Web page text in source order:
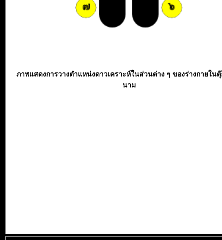
ภาพแสดงการวางตำแหน่งดาวเคราะห์ในส่วนต่าง ๆ ของร่างกายใน
นาม